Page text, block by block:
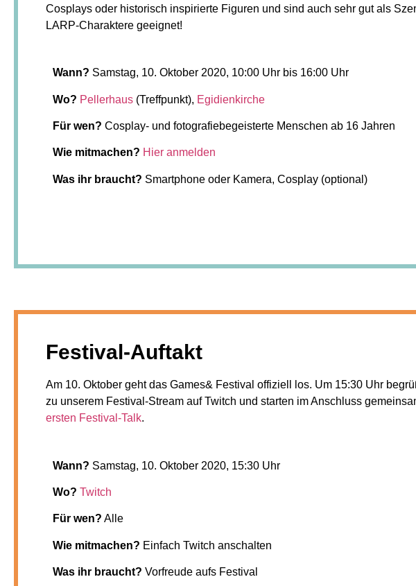
Cosplays oder historisch inspirierte Figuren und sind auch sehr gut als
LARP-Charaktere geeignet!
Wann? Samstag, 10. Oktober 2020, 10:00 Uhr bis 16:00 Uhr
Wo? Pellerhaus (Treffpunkt), Egidienkirche
Für wen? Cosplay- und fotografiebegeisterte Menschen ab 16 Jahren
Wie mitmachen? Hier anmelden
Was ihr braucht? Smartphone oder Kamera, Cosplay (optional)
Festival-Auftakt
Am 10. Oktober geht das Games& Festival offiziell los. Um 15:30 Uhr
zu unserem Festival-Stream auf Twitch und starten im Anschluss
ersten Festival-Talk.
Wann? Samstag, 10. Oktober 2020, 15:30 Uhr
Wo? Twitch
Für wen? Alle
Wie mitmachen? Einfach Twitch anschalten
Was ihr braucht? Vorfreude aufs Festival